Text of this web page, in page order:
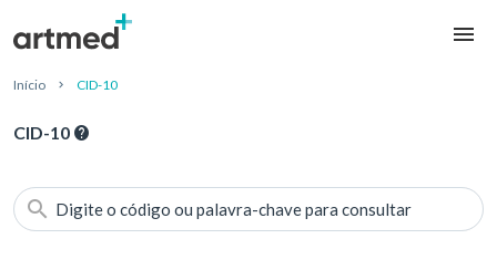
Início CID-10
CID-10
Digite o código ou palavra-chave para consultar